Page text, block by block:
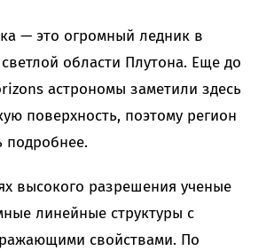
— это огромный ледник в
области Плутона. Еще до
астрономы заметили здесь
поверхность, поэтому регион
подробнее.
высокого разрешения ученые
линейные структуры с
свойствами. По